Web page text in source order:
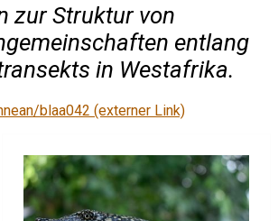
zur Struktur von
entlang
in Westafrika.
blaa042 (externer Link)